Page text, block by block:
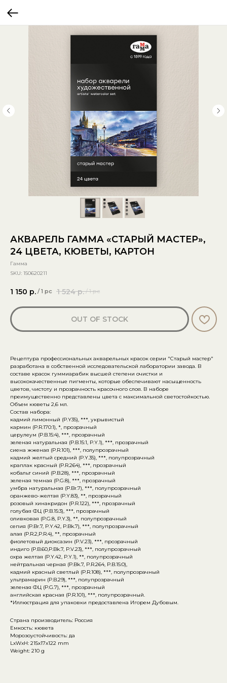
АКВАРЕЛЬ ГАММА «СТАРЫЙ МАСТЕР»,
24 ЦВЕТА, КЮВЕТЫ, КАРТОН
Гамма
SKU: 150620211
1 150 р. / 1 pc 1 524 р. / 1 pc
OUT OF STOCK
Рецептура профессиональных акварельных красок серии "Старый мастер"
разработана в собственной исследовательской лаборатории завода. В
составе красок гуммиарабик высшей степени очистки и
высококачественные пигменты, которые обеспечивают насыщенность
цветов, чистоту и прозрачность красочного слоя. В наборе
преимущественно представлены цвета с максимальной светостойкостью.
Объем кюветы 2,6 мл.
Состав набора:
кадмий лимонный (P.Y35), ***, укрывистый
кармин (P.R.170:1), *, прозрачный
церулеум (P.B.15:4), ***, прозрачный
зеленая натуральная (P.B.15:1, P.Y.1), ***, прозрачный
сиена жженая (P.R.101), ***, полупрозрачный
кадмий желтый средний (P.Y.35), ***, полупрозрачный
краплак красный (P.R.264), ***, прозрачный
кобальт синий (P.B.28), ***, прозрачный
зеленая темная (P.G.8), ***, прозрачный
умбра натуральная (P.Br.7), ***, полупрозрачный
оранжево-желтая (P.Y.83), **, прозрачный
розовый хинакридон (P.R.122), ***, прозрачный
голубая ФЦ (P.B.15:3), ***, прозрачный
оливковая (P.G.8, P.Y.3), **, полупрозрачный
сепия (P.Br.7, P.Y.42, P.Bk.7), ***, полупрозрачный
алая (P.R.2,P.R.4), **, прозрачный
фиолетовый диоксазин (P.V.23), ***, прозрачный
индиго (P.B.60,P.Bk.7, P.V.23), ***, полупрозрачный
охра желтая (P.Y.42, P.Y.1), **, полупрозрачный
нейтральная черная (P.Bk.7, P.R.264, P.B.15:0),
кадмий красный светлый (P.R.108), ***, полупрозрачный
ультрамарин (P.B.29), ***, полупрозрачный
зеленая ФЦ (P.G.7), ***, прозрачный
английская красная (P.R.101), ***, полупрозрачный.
*Иллюстрация для упаковки предоставлена Игорем Дубовым.
Страна производитель: Россия
Емкость: кювета
Морозоустойчивость: да
LxWxH: 215x17x122 mm
Weight: 210 g